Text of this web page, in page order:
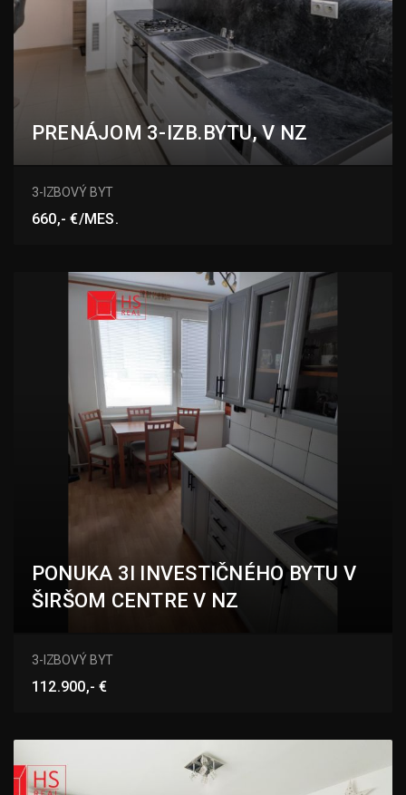
PRENÁJOM 3-IZB.BYTU, V NZ
Novomestská, Nové Zámky
3-IZBOVÝ BYT
660,- €/MES.
PONUKA 3I INVESTIČNÉHO BYTU V
ŠIRŠOM CENTRE V NZ
Gogoľova, Nové Zámky
3-IZBOVÝ BYT
112.900,- €